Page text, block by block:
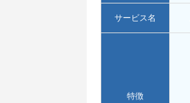
サービス名
特徴